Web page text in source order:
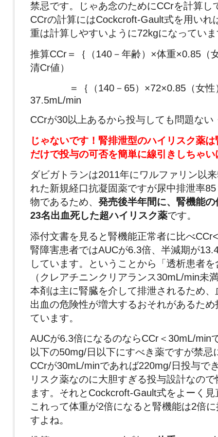
禁忌です。じゃあ念のためにCCrを計算し
CCrの計算にはCockcroft-Gault式を用いれ
重は計算しやすいように72kgになってい
推算CCr＝｛（140－年齢）×体重×0.85（
清Cr値）
＝｛（140－65）×72×0.85（女性
37.5mL/min
CCrが30以上あるから投与しても問題ない
じゃないです！腎排泄型のハイリスク薬
だけで投与の可否を簡単に線引きしちゃい
ダビガトランは2011年にワルファリン以
れた新規経口抗凝固薬ですが尿中排泄率
物であるため、 発売後半年間に、腎機能
23名出血死した超ハイリスク薬です。
添付文書を見ると腎機能正常者に比べ
腎障害患者ではAUCが6.3倍、半減期が
しています。ということから「透析患者
（クレアチニンクリアランス30mL/min未
本剤は主に腎臓を介して排泄されるため
出血の危険性が増大するおそれがあるた
ています。
AUCが6.3倍になるのならCCr＜30mL/min
以下の50mg/日以下にすべき薬ですが禁忌
CCrが30mL/minであれば220mg/日投与で
リスク薬なのに大胆すぎる投与設計なの
ます。それとCockcroft-Gault式をよーく
これって体重が2倍になると腎機能は2倍
すよね。